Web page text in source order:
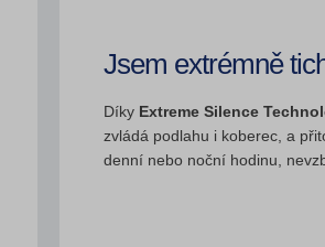
Jsem extrémně
Díky Extreme Silence
zvládá podlahu i koberec, a
denní nebo noční hodinu,